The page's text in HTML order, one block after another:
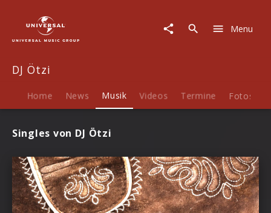
Musik
Menu
DJ Ötzi
Home News Musik Videos Termine Fotos
Singles von DJ Ötzi